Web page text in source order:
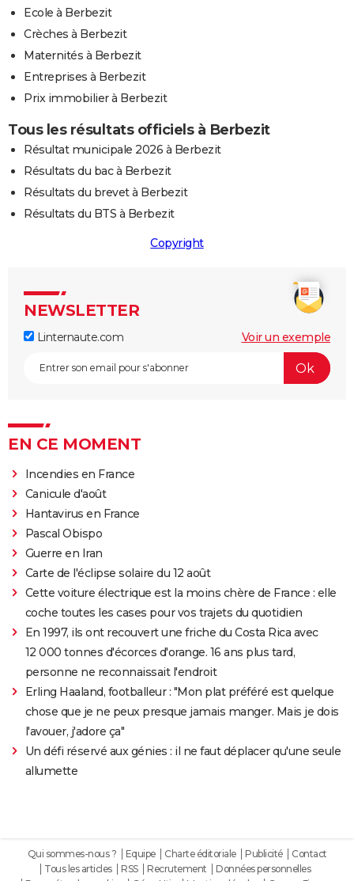
Ecole à Berbezit
Crèches à Berbezit
Maternités à Berbezit
Entreprises à Berbezit
Prix immobilier à Berbezit
Tous les résultats officiels à Berbezit
Résultat municipale 2026 à Berbezit
Résultats du bac à Berbezit
Résultats du brevet à Berbezit
Résultats du BTS à Berbezit
Copyright
NEWSLETTER
Linternaute.com Voir un exemple
EN CE MOMENT
Incendies en France
Canicule d'août
Hantavirus en France
Pascal Obispo
Guerre en Iran
Carte de l'éclipse solaire du 12 août
Cette voiture électrique est la moins chère de France : elle
coche toutes les cases pour vos trajets du quotidien
En 1997, ils ont recouvert une friche du Costa Rica avec
12 000 tonnes d'écorces d'orange. 16 ans plus tard,
personne ne reconnaissait l'endroit
Erling Haaland, footballeur : "Mon plat préféré est quelque
chose que je ne peux presque jamais manger. Mais je dois
l'avouer, j'adore ça"
Un défi réservé aux génies : il ne faut déplacer qu'une seule
allumette
Qui sommes-nous ? Equipe Charte éditoriale Publicité
Contact
Tous les articles
RSS Recrutement
Données personnelles